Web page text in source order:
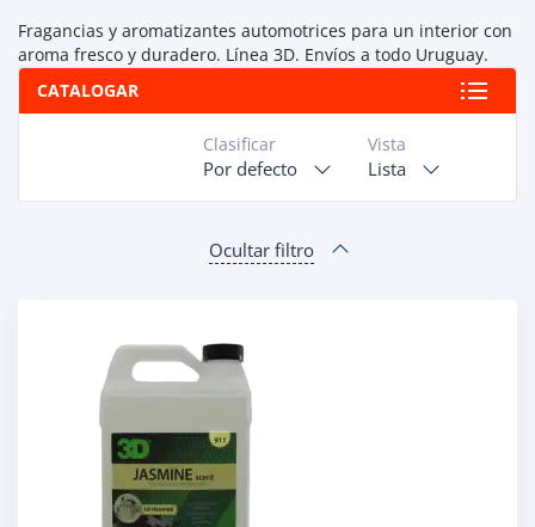
Fragancias y aromatizantes automotrices para un interior con
aroma fresco y duradero. Línea 3D. Envíos a todo Uruguay.
CATALOGAR
Vista
Lista
Clasificar
Por defecto
Ocultar filtro